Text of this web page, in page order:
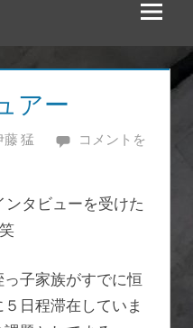
アー
藤 猛
幼
ン
ュ
ア
コメントを
タビューを受けた
子家族がすでに恒
日程滞在していま